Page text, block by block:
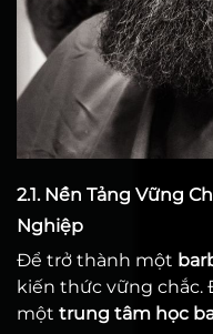
2.1. Nền Tảng Vững
Nghiệp
Để trở thành một
kiến thức vững chắc.
một trung tâm học